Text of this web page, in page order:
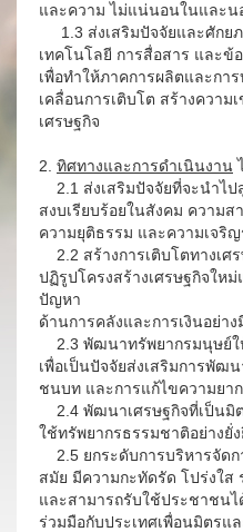
และความ ไม่แน่นอนในและน
1.3 ส่งเสริมปัจจัยและศักย
เทคโนโลยี การสื่อสาร และข้
เพื่อทำให้ภาคการผลิตและกา
เคลื่อนการเติบโต สร้างความ
เศรษฐกิจ
2. ทิศทางและการดำเนินงาน
2.1 ส่งเสริมปัจจัยที่จะนำไป
สงบเรียบร้อยในสังคม ความ
ความยุติธรรม และความเจริญ
2.2 สร้างการเติบโตทางเศ
ปฏิรูปโครงสร้างเศรษฐกิจให
ปัญหา
ด้านการคลังและการเงินอย่า
2.3 พัฒนาทรัพยากรมนุษย์
เพื่อเป็นปัจจัยส่งเสริมการพัฒ
ชนบท และการแก้ไขความยา
2.4 พัฒนาเศรษฐกิจที่เป็นมิ
ใช้ทรัพยากรธรรมชาติอย่างยั่
2.5 ยกระดับการบริหารจัด
สมัย มีความกะทัดรัด โปร่งใส
และสามารถรับใช้ประชาชนไ
ร่วมมือกับประเทศเพื่อนมิตร